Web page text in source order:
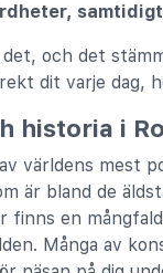
det, och det
dit varje dag,
historia i
världens mest
är bland de
finns en
Många av